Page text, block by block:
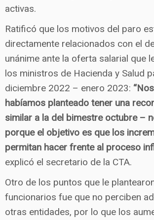
activas.
Ratificó que los motivos del paro
directamente relacionados con el
unánime ante la oferta salarial que
los ministros de Hacienda y Salud
diciembre 2022 – enero 2023:
habíamos planteado tener una
similar a la del bimestre octubre –
porque el objetivo es que los
permitan hacer frente al proceso
explicó el secretario de la CTA.
Otro de los puntos que le
funcionarios fue que no perciben
otras entidades, por lo que los